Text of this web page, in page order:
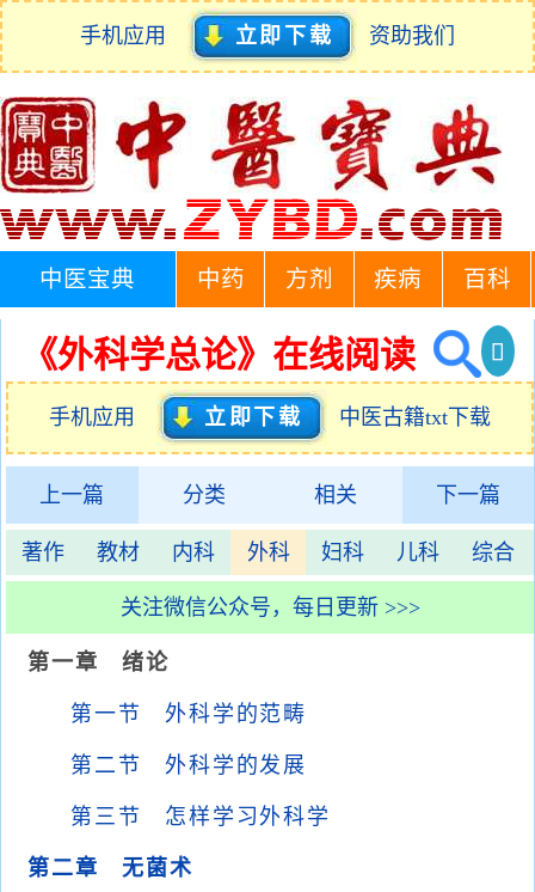
手机应用 立即下载 资助我们
中医宝典 中药 方剂 疾病 百科
《外科学总论》在线阅读
手机应用 立即下载 中医古籍txt下载
上一篇 分类 相关 下一篇
著作 教材 内科 外科 妇科 儿科 综合
关注微信公众号，每日更新 >>>
第一章 绪论
第一节 外科学的范畴
第二节 外科学的发展
第三节 怎样学习外科学
第二章 无菌术